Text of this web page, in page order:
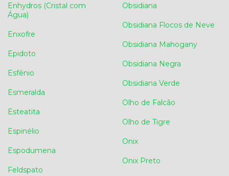
Enhydros (Cristal com
Água)
Enxofre
Epidoto
Esfênio
Esmeralda
Esteatita
Espinélio
Espodumena
Feldspato
Obsidiana
Obsidiana Flocos de Neve
Obsidiana Mahogany
Obsidiana Negra
Obsidiana Verde
Olho de Falcão
Olho de Tigre
Onix
Onix Preto